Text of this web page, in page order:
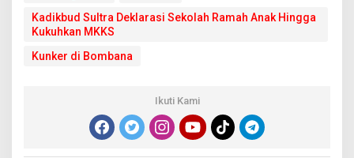
Kadikbud Sultra Deklarasi Sekolah Ramah Anak Hingga
Kukuhkan MKKS
Kunker di Bombana
Ikuti Kami